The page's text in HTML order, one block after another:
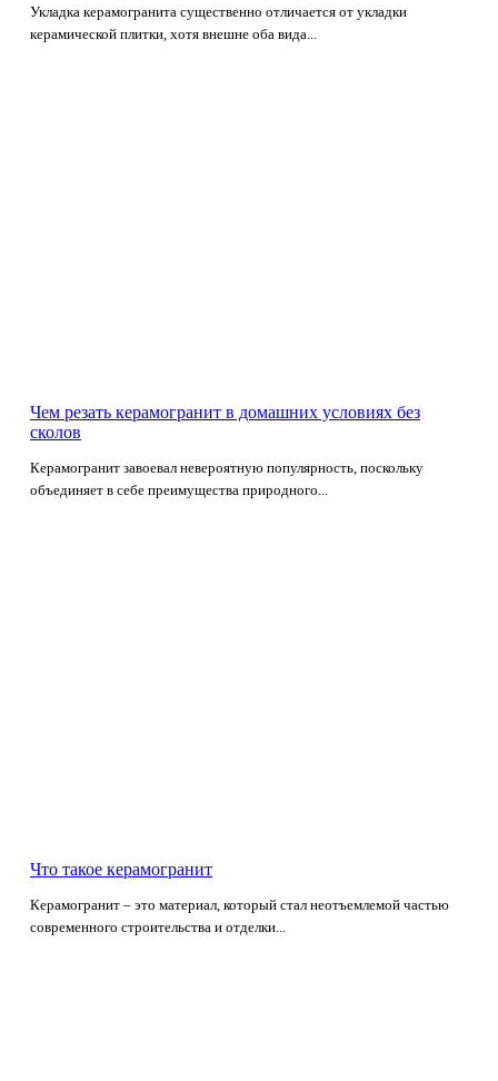
Укладка керамогранита существенно отличается от укладки
керамической плитки, хотя внешне оба вида...
Чем резать керамогранит в домашних условиях без
сколов
Керамогранит завоевал невероятную популярность, поскольку
объединяет в себе преимущества природного...
Что такое керамогранит
Керамогранит – это материал, который стал неотъемлемой частью
современного строительства и отделки...